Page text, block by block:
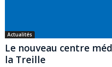
Actualités
Le nouveau centre
la Treille